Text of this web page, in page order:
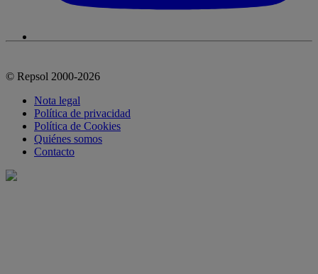
© Repsol 2000-2026
Nota legal
Política de privacidad
Política de Cookies
Quiénes somos
Contacto